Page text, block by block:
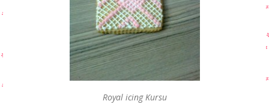
Royal icing Kursu